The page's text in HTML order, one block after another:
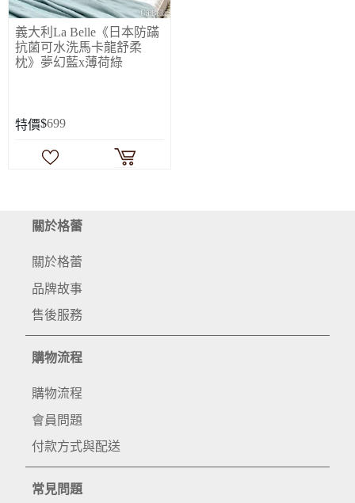
義大利La Belle《日本防蹣
抗菌可水洗馬卡龍舒柔
枕》夢幻藍x薄荷綠
特價$699
關於格蕾
關於格蕾
品牌故事
售後服務
購物流程
購物流程
會員問題
付款方式與配送
常見問題